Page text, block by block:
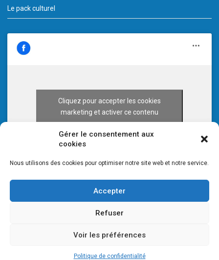
Gérer le consentement aux
cookies
Nous utilisons des cookies pour optimiser notre site web et notre service.
Accepter
Refuser
Voir les préférences
Politique de confidentialité
Le pack culturel
Cliquez pour accepter les cookies
marketing et activer ce contenu
© 2026 CULTURE 70 -Mentions légales-